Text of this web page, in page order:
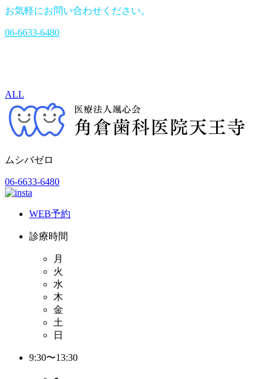
お気軽にお問い合わせください。
06-6633-6480
ALL
ムシバゼロ
06-6633-6480
WEB予約
診療時間
月
火
水
木
金
土
日
9:30〜13:30